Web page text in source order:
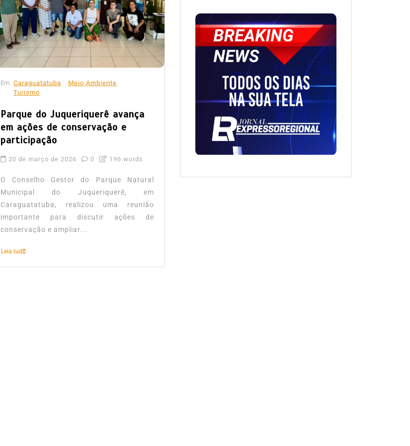
Em Caraguatatuba
Meio Ambiente
Turismo
Parque do Juqueriquerê avança
em ações de conservação e
participação
20 de março de 2026 0 196 words
O Conselho Gestor do Parque Natural
Municipal do Juqueriquerê, em
Caraguatatuba, realizou uma reunião
importante para discutir ações de
conservação e ampliar...
Leia tudo